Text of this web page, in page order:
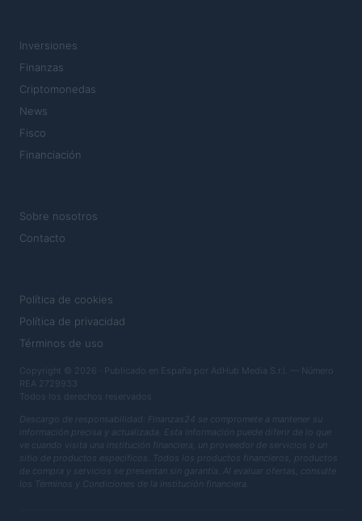
Inversiones
Finanzas
Criptomonedas
News
Fisco
Financiación
Sobre nosotros
Contacto
Política de cookies
Política de privacidad
Términos de uso
Copyright © 2026 · Publicado en España por AdHub Media S.r.l. — Número
REA 2729933
Todos los derechos reservados
Descargo de responsabilidad: Finanzas24 se compromete a mantener su
información precisa y actualizada. Esta información puede diferir de lo que
ve cuando visita una institución financiera, un proveedor de servicios o un
sitio de productos específicos. Todos los productos financieros, productos
de compra y servicios se presentan sin garantía. Al evaluar ofertas, consulte
los Términos y Condiciones de la institución financiera.